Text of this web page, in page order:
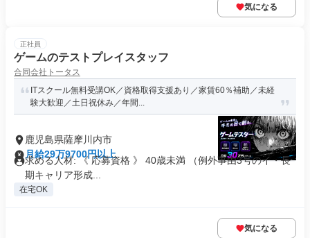
気になる
正社員
ゲームのテストプレイスタッフ
合同会社トータス
ITスクール無料受講OK／資格取得支援あり／家賃60％補助／未経
験大歓迎／土日祝休み／年間...
鹿児島県薩摩川内市
月給29万9700円以上
求める人材: 《 応募資格 》 40歳未満 （例外事由3号のイ・長
期キャリア形成...
在宅OK
気になる